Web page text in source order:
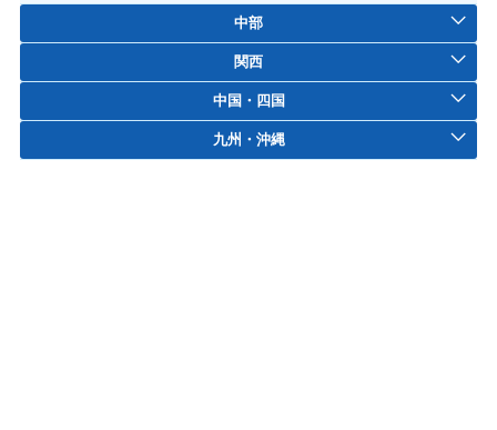
中部
関西
中国・四国
九州・沖縄